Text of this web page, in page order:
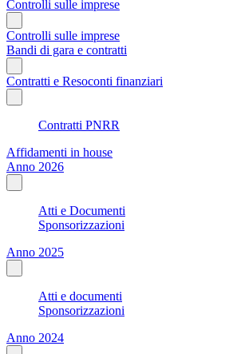
Controlli sulle imprese
Controlli sulle imprese
Bandi di gara e contratti
Contratti e Resoconti finanziari
Contratti PNRR
Affidamenti in house
Anno 2026
Atti e Documenti
Sponsorizzazioni
Anno 2025
Atti e documenti
Sponsorizzazioni
Anno 2024